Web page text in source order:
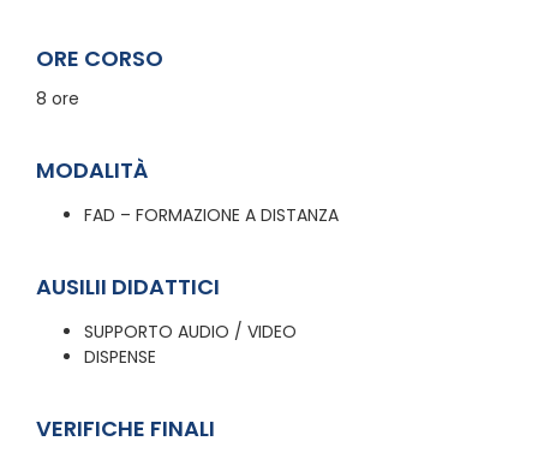
ORE CORSO
8 ore
MODALITÀ
FAD – FORMAZIONE A DISTANZA
AUSILII DIDATTICI
SUPPORTO AUDIO / VIDEO
DISPENSE
VERIFICHE FINALI